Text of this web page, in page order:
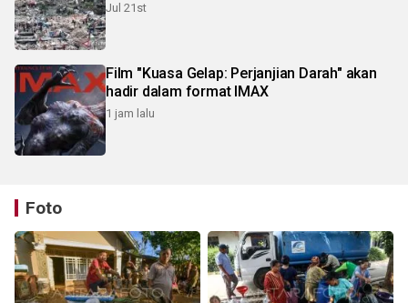
Jul 21st
Film "Kuasa Gelap: Perjanjian Darah" akan
hadir dalam format IMAX
1 jam lalu
Foto